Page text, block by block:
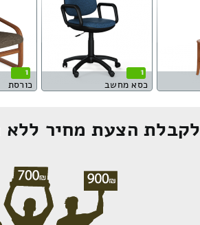
1
כסא מחשב
1
כורסת
לקבלת הצעת מחיר ללא